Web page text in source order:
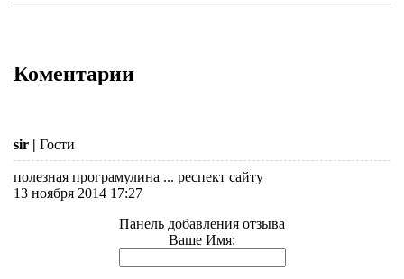
Коментарии
sir | Гости
полезная програмулина ... респект сайту
13 ноября 2014 17:27
Панель добавления отзыва
Ваше Имя: